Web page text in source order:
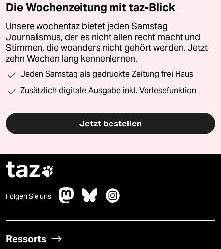
Die Wochenzeitung mit taz-Blick
Unsere wochentaz bietet jeden Samstag
Journalismus, der es nicht allen recht macht und
Stimmen, die woanders nicht gehört werden. Jetzt
zehn Wochen lang kennenlernen.
Jeden Samstag als gedruckte Zeitung frei Haus
Zusätzlich digitale Ausgabe inkl. Vorlesefunktion
Jetzt bestellen
taz
Folgen Sie uns
Ressorts